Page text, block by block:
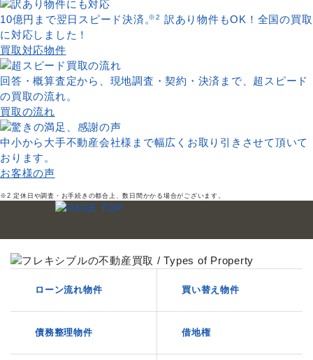
10億円まで翌日スピード決済。※2
訳あり物件もOK！全国の買取
に対応しました！
買取対応物件
回答・概算査定から、現地調査・契約・決済まで、超スピード
の買取の流れ。
買取の流れ
中小から大手不動産会社様まで幅広くお取り引きさせて頂いて
おります。
お客様の声
※2 定休日や調査・お手続きの都合上、数日間かかる場合がございます。
ローン流れ物件 買い替え物件
債務整理物件 借地権